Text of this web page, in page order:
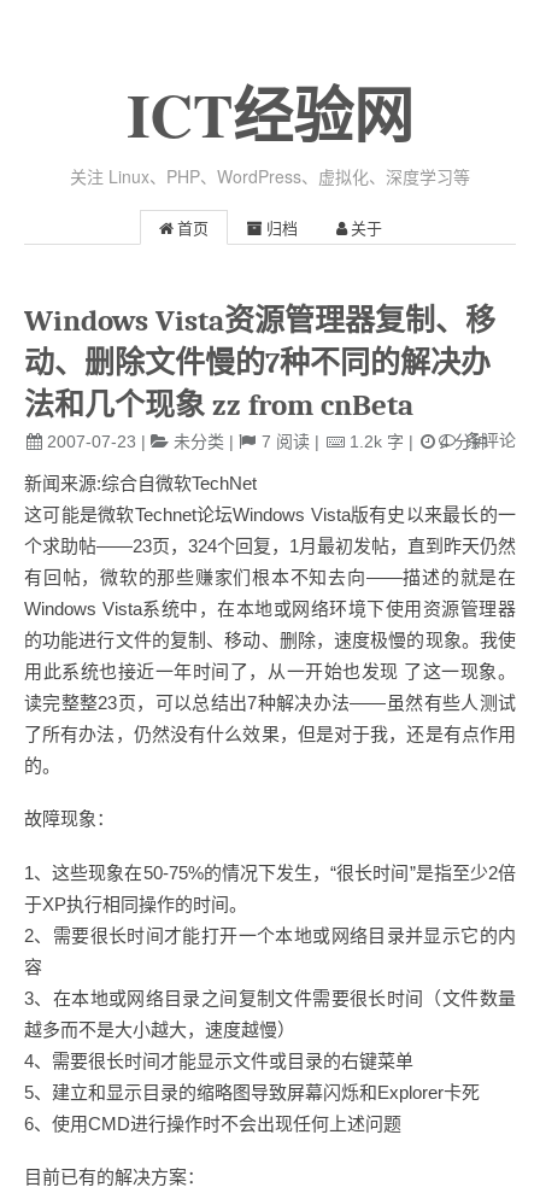
ICT经验网
关注 Linux、PHP、WordPress、虚拟化、深度学习等
首页 归档 关于
Windows Vista资源管理器复制、移
动、删除文件慢的7种不同的解决办
法和几个现象 zz from cnBeta
2007-07-23 | 未分类 | 7 阅读| 1.2k字 | 4分钟
条评论
新闻来源:综合自微软TechNet
这可能是微软Technet论坛Windows Vista版有史以来最长的一
个求助帖——23页，324个回复，1月最初发帖，直到昨天仍然
有回帖，微软的那些赚家们根本不知去向——描述的就是在
Windows Vista系统中，在本地或网络环境下使用资源管理器
的功能进行文件的复制、移动、删除，速度极慢的现象。我使
用此系统也接近一年时间了，从一开始也发现 了这一现象。
读完整整23页，可以总结出7种解决办法——虽然有些人测试
了所有办法，仍然没有什么效果，但是对于我，还是有点作用
的。
故障现象：
1、这些现象在50-75%的情况下发生，“很长时间”是指至少2倍
于XP执行相同操作的时间。
2、需要很长时间才能打开一个本地或网络目录并显示它的内
容
3、在本地或网络目录之间复制文件需要很长时间（文件数量
越多而不是大小越大，速度越慢）
4、需要很长时间才能显示文件或目录的右键菜单
5、建立和显示目录的缩略图导致屏幕闪烁和Explorer卡死
6、使用CMD进行操作时不会出现任何上述问题
目前已有的解决方案：